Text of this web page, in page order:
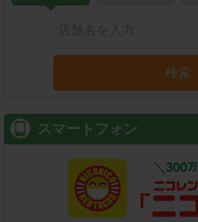
検索
スマートフォン